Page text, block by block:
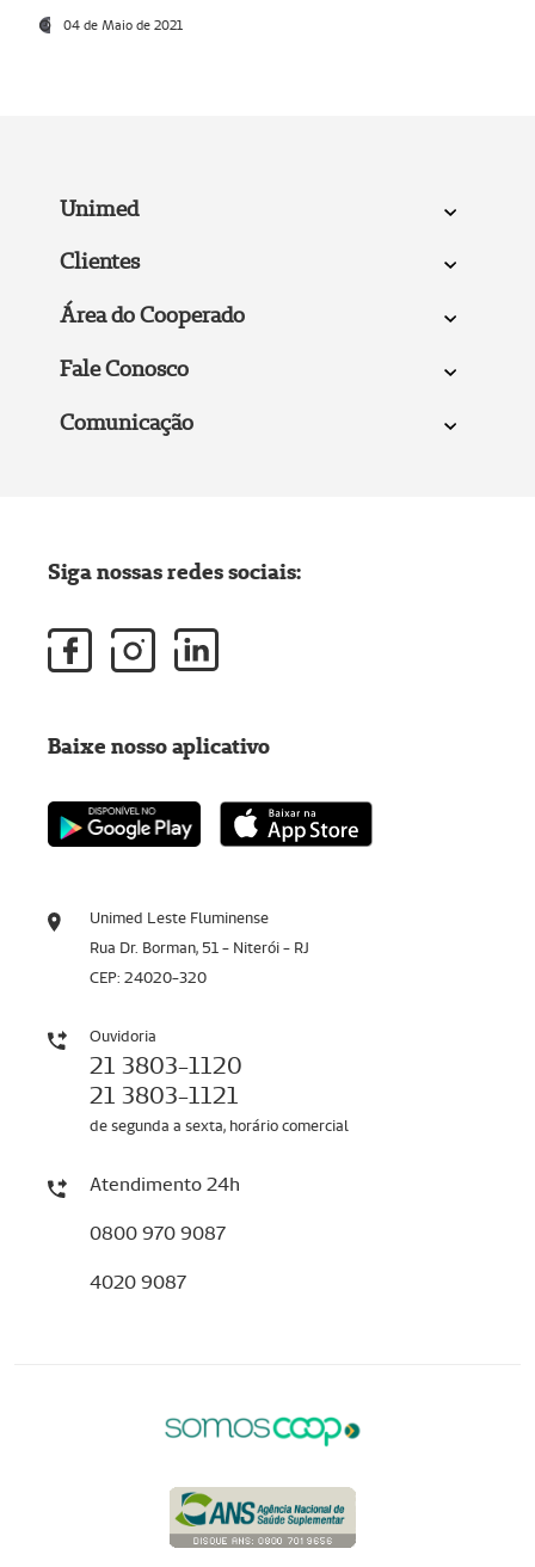
04 de Maio de 2021
Unimed
Clientes
Área do Cooperado
Fale Conosco
Comunicação
Unimed Leste Fluminense
Rua Dr. Borman, 51 - Niterói - RJ
CEP: 24020-320
Ouvidoria
21 3803-1120
21 3803-1121
de segunda a sexta, horário comercial
Atendimento 24h
0800 970 9087
4020 9087
Siga nossas redes sociais:
Baixe nosso aplicativo